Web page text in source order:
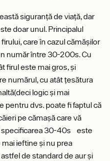
siguranță de viață, dar
doar unul. Principalul
care în cazul cămășilor
număr între 30-200s. Cu
firul este mai gros, și
numărul, cu atât țesătura
logic și mai
pentru dvs. poate fi faptul că
pe cămașă care vă
specificarea 30-40s este
ieftine și nu prea
de standard de aur și